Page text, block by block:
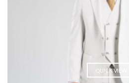
QUICK VIEW